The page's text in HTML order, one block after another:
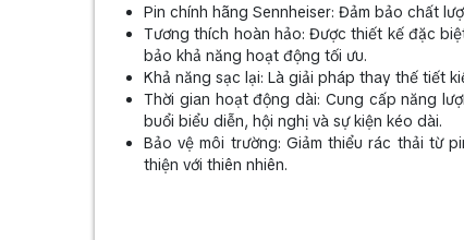
Pin chính hãng Sennheiser: Đảm bảo chất
Tương thích hoàn hảo: Được thiết kế đặc
bảo khả năng hoạt động tối ưu.
Khả năng sạc lại: Là giải pháp thay thế tiết
Thời gian hoạt động dài: Cung cấp năng
buổi biểu diễn, hội nghị và sự kiện kéo dài.
Bảo vệ môi trường: Giảm thiểu rác thải từ
thiện với thiên nhiên.